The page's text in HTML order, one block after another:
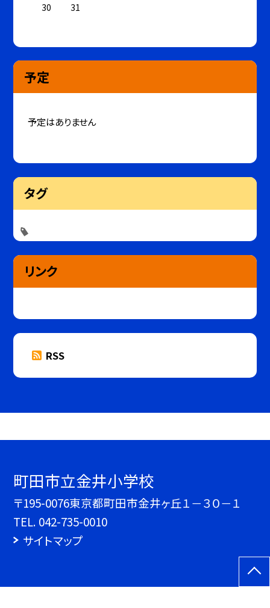
30
31
予定
予定はありません
タグ
リンク
RSS
町田市立金井小学校
〒195-0076東京都町田市金井ヶ丘１－３０－１
TEL. 042-735-0010
サイトマップ